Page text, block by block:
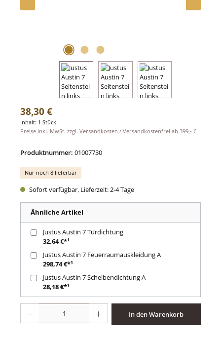
Regulärer Preis:
38,30 €
Inhalt: 1 Stück
Preise inkl. MwSt. zzgl. Versandkosten / Versandkostenfrei ab 399,- €
Produktnummer: 01007730
Nur noch 8 lieferbar
Sofort verfügbar, Lieferzeit: 2-4 Tage
Ähnliche Artikel
Justus Austin 7 Türdichtung
32,64 €*¹
Justus Austin 7 Feuerraumauskleidung A
298,74 €*¹
Justus Austin 7 Scheibendichtung A
28,18 €*¹
In den Warenkorb